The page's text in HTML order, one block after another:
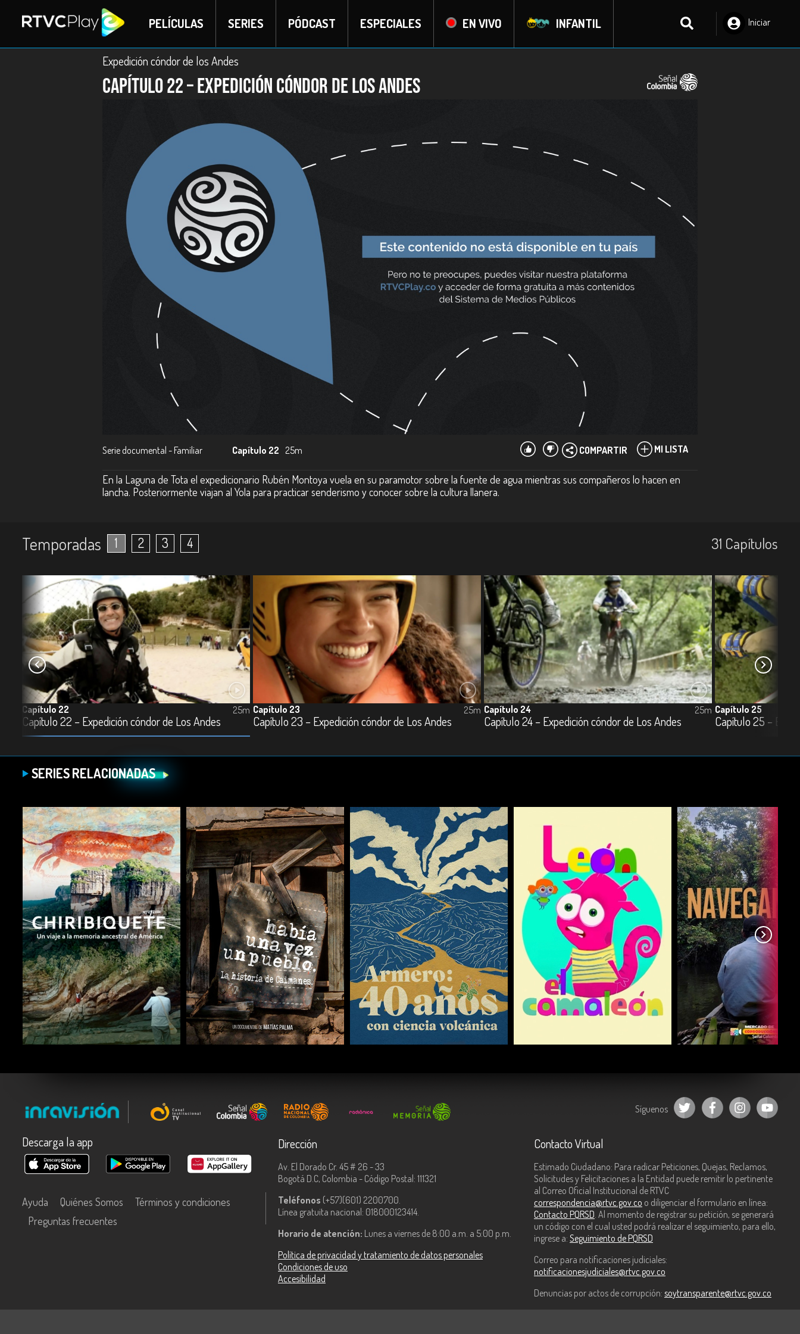
PELÍCULAS SERIES PÓDCAST ESPECIALES EN VIVO INFANTIL
Iniciar
Expedición cóndor de los Andes
Capítulo 22 – Expedición cóndor de Los Andes
Serie documental - Familiar Capítulo 22 25m MI LISTA
COMPARTIR
En la Laguna de Tota el expedicionario Rubén Montoya vuela en su paramotor sobre la fuente de agua mientras sus compañeros lo hacen en
lancha. Posteriormente viajan al Yola para practicar senderismo y conocer sobre la cultura llanera.
Temporadas 1 2 3 4 31 Capí­tulos
Capítulo 22
Capítulo 22 – Expedición cóndor de Los Andes
25m Capítulo 23
Capítulo 23 – Expedición cóndor de Los Andes
25m Capítulo 24
Capítulo 24 – Expedición cóndor de Los Andes
25m Capítulo 25
Capítulo 25 –
SERIES RELACIONADAS
COMPARTIR COMPARTIR COMPARTIR COMPARTIR
Síguenos
Descarga la app
Ayuda Quiénes Somos
Términos y condiciones
Preguntas frecuentes
Dirección
Av. El Dorado Cr. 45 # 26 - 33
Bogotá D.C, Colombia - Código Postal: 111321
Teléfonos (+57)(601) 2200700.
Línea gratuita nacional: 018000123414.
Horario de atención: Lunes a viernes de 8:00 a.m. a 5:00 p.m.
Política de privacidad y tratamiento de datos personales
Condiciones de uso
Accesibilidad
Contacto Virtual
Estimado Ciudadano: Para radicar Peticiones, Quejas, Reclamos,
Solicitudes y Felicitaciones a la Entidad puede remitir lo pertinente
al Correo Oficial Institucional de RTVC
correspondencia@rtvc.gov.co o diligenciar el formulario en línea:
Contacto PQRSD . Al momento de registrar su petición, se generará
un código con el cual usted podrá realizar el seguimiento, para ello,
ingrese a: Seguimiento de PQRSD
Correo para notificaciones judiciales:
notificacionesjudiciales@rtvc.gov.co
Denuncias por actos de corrupción: soytransparente@rtvc.gov.co